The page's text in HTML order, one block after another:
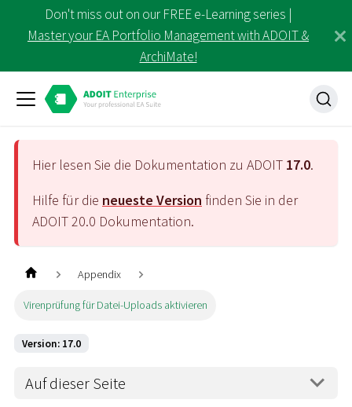
Don't miss out on our FREE e-Learning series |
Master your EA Portfolio Management with ADOIT &
ArchiMate!
Hier lesen Sie die Dokumentation zu ADOIT 17.0.
Hilfe für die neueste Version finden Sie in der
ADOIT20.0 Dokumentation.
Appendix
Virenprüfung für Datei-Uploads aktivieren
Version: 17.0
Auf dieser Seite